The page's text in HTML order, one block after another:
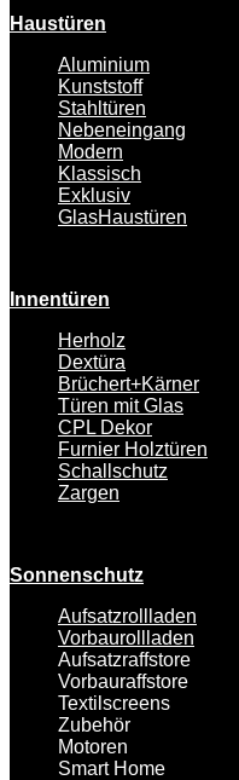
Haustüren
Aluminium
Kunststoff
Stahltüren
Nebeneingang
Modern
Klassisch
Exklusiv
GlasHaustüren
Innentüren
Herholz
Dextüra
Brüchert+Kärner
Türen mit Glas
CPL Dekor
Furnier Holztüren
Schallschutz
Zargen
Sonnenschutz
Aufsatzrollladen
Vorbaurollladen
Aufsatzraffstore
Vorbauraffstore
Textilscreens
Zubehör
Motoren
Smart Home